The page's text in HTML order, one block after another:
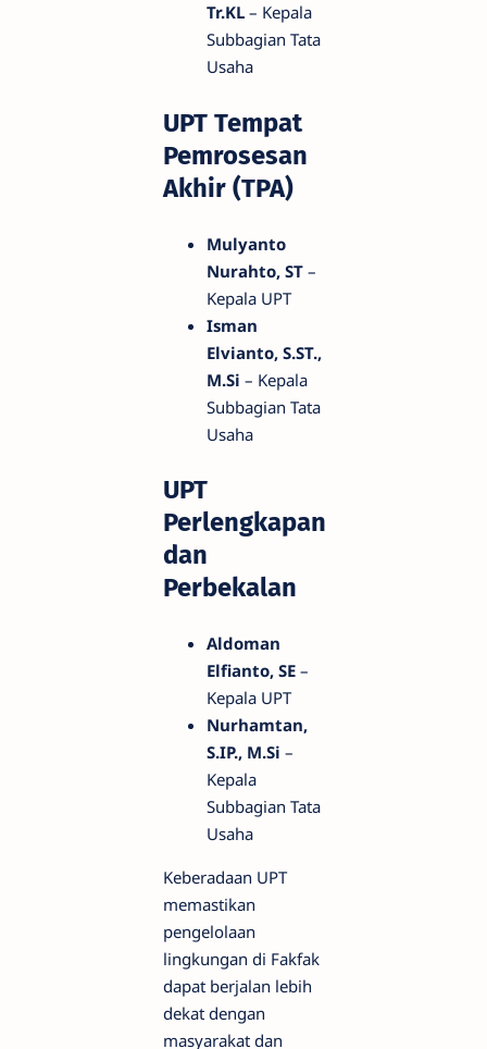
Tr.KL – Kepala
Subbagian Tata
Usaha
UPT Tempat
Pemrosesan
Akhir (TPA)
Mulyanto
Nurahto, ST –
Kepala UPT
Isman
Elvianto, S.ST.,
M.Si – Kepala
Subbagian Tata
Usaha
UPT
Perlengkapan
dan
Perbekalan
Aldoman
Elfianto, SE –
Kepala UPT
Nurhamtan,
S.IP., M.Si –
Kepala
Subbagian Tata
Usaha
Keberadaan UPT
memastikan
pengelolaan
lingkungan di Fakfak
dapat berjalan lebih
dekat dengan
masyarakat dan